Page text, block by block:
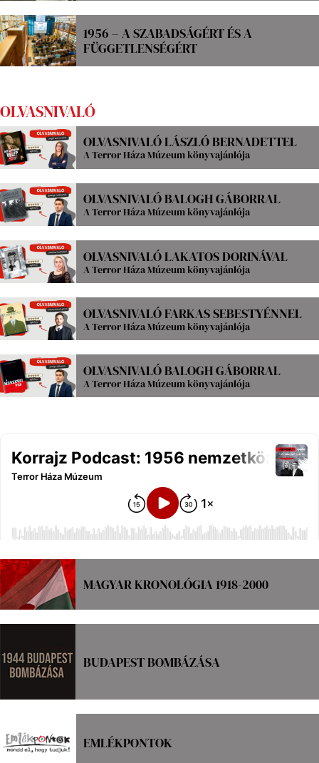
1956 – A SZABADSÁGÉRT ÉS A
FÜGGETLENSÉGÉRT
OLVASNIVALÓ
OLVASNIVALÓ LÁSZLÓ BERNADETTEL
A Terror Háza Múzeum könyvajánlója
OLVASNIVALÓ BALOGH GÁBORRAL
A Terror Háza Múzeum könyvajánlója
OLVASNIVALÓ LAKATOS DORINÁVAL
A Terror Háza Múzeum könyvajánlója
OLVASNIVALÓ FARKAS SEBESTYÉNNEL
A Terror Háza Múzeum könyvajánlója
OLVASNIVALÓ BALOGH GÁBORRAL
A Terror Háza Múzeum könyvajánlója
MAGYAR KRONOLÓGIA 1918-2000
BUDAPEST BOMBÁZÁSA
EMLÉKPONTOK